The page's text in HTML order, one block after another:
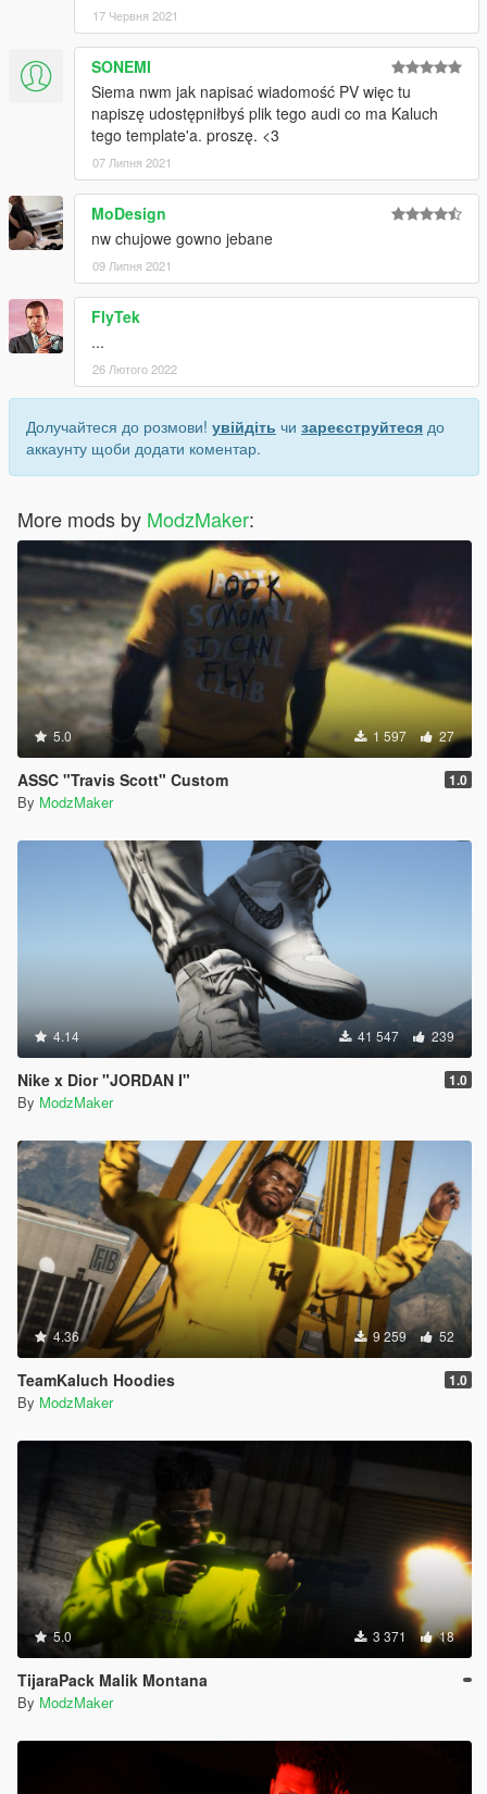
17 Червня 2021
SONEMI
Siema nwm jak napisać wiadomość PV więc tu
napiszę udostępniłbyś plik tego audi co ma Kaluch
tego template'a. proszę. <3
07 Липня 2021
MoDesign
nw chujowe gowno jebane
09 Липня 2021
FlyTek
...
26 Лютого 2022
Долучайтеся до розмови! увійдіть чи зареєструйтеся до
аккаунту щоби додати коментар.
More mods by ModzMaker:
5.0 1 597 27
ASSC "Travis Scott" Custom 1.0
By ModzMaker
4.14 41 547 239
Nike x Dior "JORDAN I" 1.0
By ModzMaker
4.36 9 259 52
TeamKaluch Hoodies 1.0
By ModzMaker
5.0 3 371 18
TijaraPack Malik Montana
By ModzMaker